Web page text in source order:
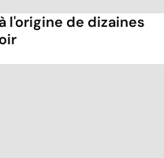
l'origine de dizaines